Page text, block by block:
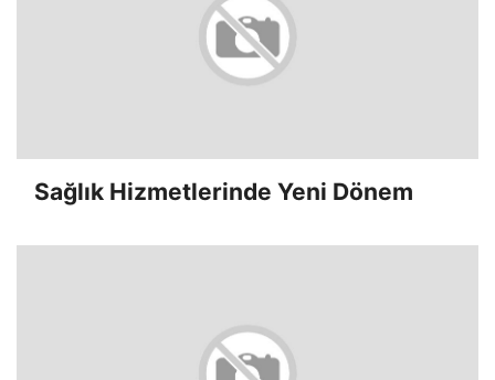
Sağlık Hizmetlerinde Yeni Dönem